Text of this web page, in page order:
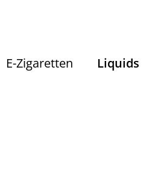
E-Zigaretten Liquids